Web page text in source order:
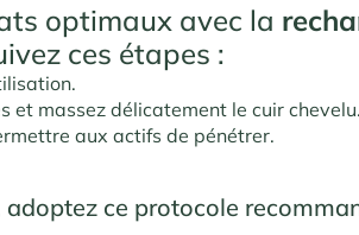
optimaux avec la
ces étapes :
et massez délicatement le cuir chevelu.
aux actifs de pénétrer.
ce protocole